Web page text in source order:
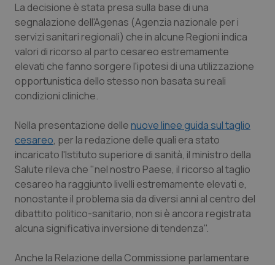
Liguria
Lombardia
Marche
Piemonte
Provincia Autonoma di Bolzano
Provincia Autonoma di Trento
Disturbi dell’umore
Dolore
Donna & Salute
HIV
Infezioni & Febbre
Ipertensione & Scompenso
La decisione è stata presa sulla base di una
segnalazione dell'Agenas (Agenzia nazionale per i
servizi sanitari regionali) che in alcune Regioni indica
valori di ricorso al parto cesareo estremamente
elevati che fanno sorgere l'ipotesi di una utilizzazione
opportunistica dello stesso non basata su reali
condizioni cliniche.
Nella presentazione dellenuove linee guida sul taglio
cesareo, per la redazione delle quali era stato
incaricato l'Istituto superiore di sanità, il ministro della
Salute rileva che "nel nostro Paese, il ricorso al taglio
cesareo ha raggiunto livelli estremamente elevati e,
nonostante il problema sia da diversi anni al centro del
dibattito politico-sanitario, non si è ancora registrata
alcuna significativa inversione di tendenza".
Anche la Relazione della Commissione parlamentare